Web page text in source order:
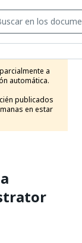
a
automática.
publicados
en estar